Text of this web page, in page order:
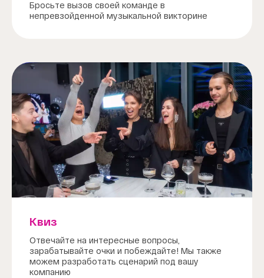
Бросьте вызов своей команде в
непревзойденной музыкальной викторине
Квиз
Отвечайте на интересные вопросы,
зарабатывайте очки и побеждайте! Мы также
можем разработать сценарий под вашу
компанию